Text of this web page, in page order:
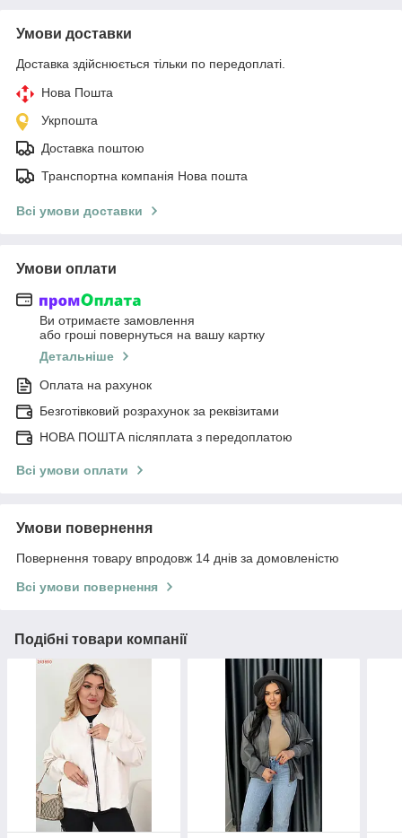
Умови доставки
Доставка здійснюється тільки по передоплаті.
Нова Пошта
Укрпошта
Доставка поштою
Транспортна компанія Нова пошта
Всі умови доставки
Умови оплати
Ви отримаєте замовлення
або гроші повернуться на вашу картку
Детальніше
Оплата на рахунок
Безготівковий розрахунок за реквізитами
НОВА ПОШТА післяплата з передоплатою
Всі умови оплати
Умови повернення
Повернення товару впродовж 14 днів за домовленістю
Всі умови повернення
Подібні товари компанії